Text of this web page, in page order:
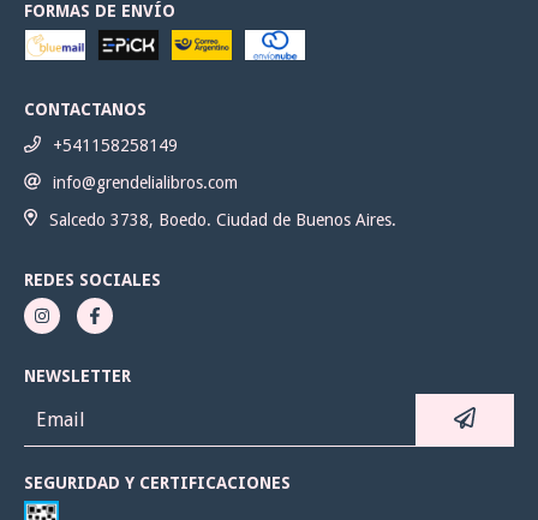
FORMAS DE ENVÍO
CONTACTANOS
+541158258149
info@grendelialibros.com
Salcedo 3738, Boedo. Ciudad de Buenos Aires.
REDES SOCIALES
NEWSLETTER
SEGURIDAD Y CERTIFICACIONES